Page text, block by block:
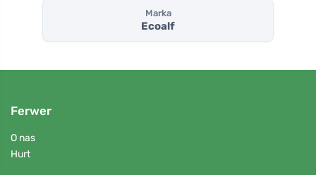
Marka
Ecoalf
Ferwer
O nas
Hurt